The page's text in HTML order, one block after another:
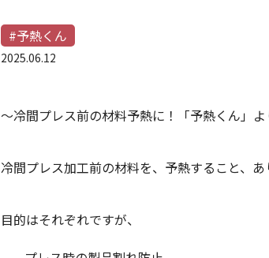
#予熱くん
2025.06.12
～冷間プレス前の材料予熱に！「予熱くん」
冷間プレス加工前の材料を、予熱すること、あ
目的はそれぞれですが、